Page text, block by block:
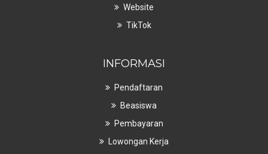
Website
TikTok
INFORMASI
Pendaftaran
Beasiswa
Pembayaran
Lowongan Kerja